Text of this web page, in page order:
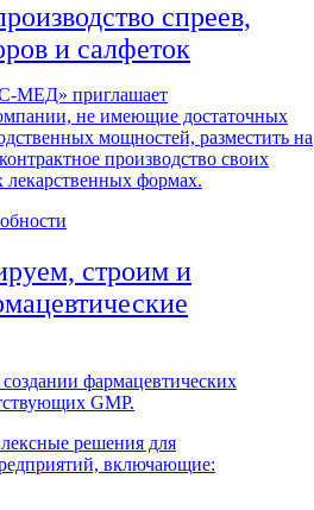
спреев,
и салфеток
приглашает
не имеющие достаточных
мощностей, разместить на
производство своих
лекарственных формах.
строим и
фармацевтических
GMP.
решения для
включающие: